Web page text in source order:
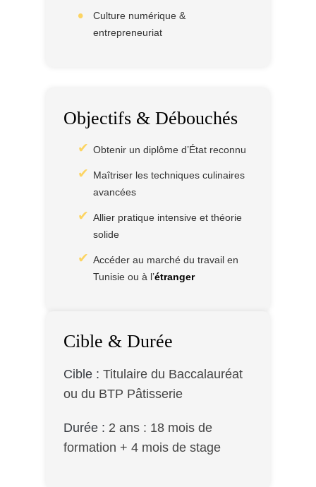
Culture numérique &
entrepreneuriat
Objectifs & Débouchés
Obtenir un diplôme d’État reconnu
Maîtriser les techniques culinaires
avancées
Allier pratique intensive et théorie
solide
Accéder au marché du travail en
Tunisie ou à l’étranger
Cible & Durée
Cible : Titulaire du Baccalauréat
ou du BTP Pâtisserie
Durée : 2 ans : 18 mois de
formation + 4 mois de stage